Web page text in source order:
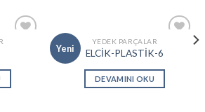
Yeni
wishlist
YEDEK PARÇALAR
ELCİK-PLASTİK-6
DEVAMINI OKU